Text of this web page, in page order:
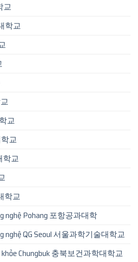
교
학교
교
교
학교
학교
nghệ Pohang 포항공과대학
nghệ QG Seoul 서울과학기술대학교
khỏe Chungbuk 충북보건과학대학교